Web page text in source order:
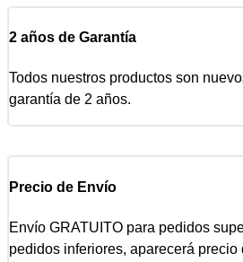
2 años de Garantía
Todos nuestros productos son
garantía de 2 años.
Precio de Envío
Envío GRATUITO para pedidos
pedidos inferiores, aparecerá